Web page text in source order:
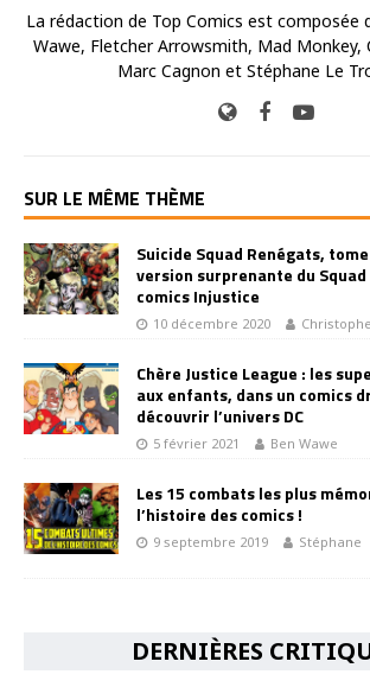
La rédaction de Top Comics est composée
Wawe, Fletcher Arrowsmith, Mad Monkey,
Marc Cagnon et Stéphane Le
SUR LE MÊME THÈME
Suicide Squad Renégats,
version surprenante du
comics Injustice
10 décembre 2020
Chère Justice League : les
aux enfants, dans un comics
découvrir l’univers DC
5 février 2021 Ben Wawe
Les 15 combats les plus
l’histoire des comics !
9 septembre 2019 Stéphane
DERNIÈRES